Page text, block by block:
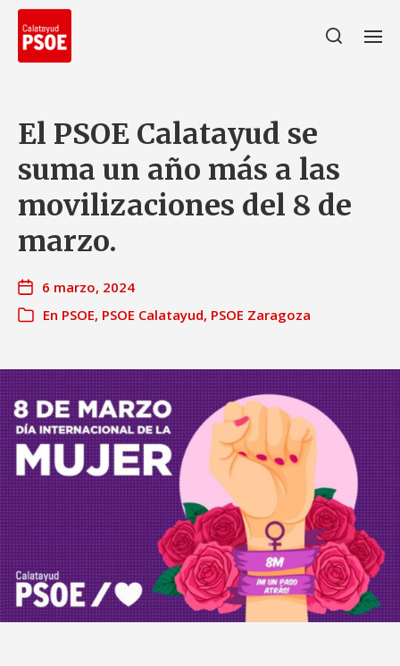
El PSOE Calatayud se
suma un año más a las
movilizaciones del 8 de
marzo.
6 marzo, 2024
En PSOE, PSOE Calatayud, PSOE Zaragoza